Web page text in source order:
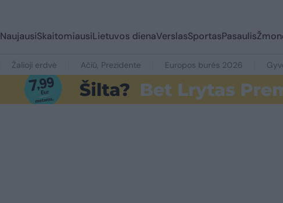
NaujausiSkaitomiausiLietuvos dienaVerslasSportasPasaulis
Žalioji erdvė Ačiū, Prezidente Europos burės 2026